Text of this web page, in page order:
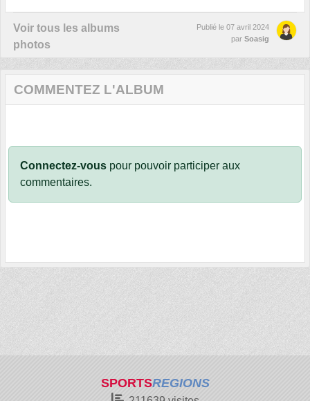
Voir tous les albums
photos
Publié le 07 avril 2024
par Soasig
COMMENTEZ L'ALBUM
Connectez-vous pour pouvoir participer aux
commentaires.
SPORTSREGIONS